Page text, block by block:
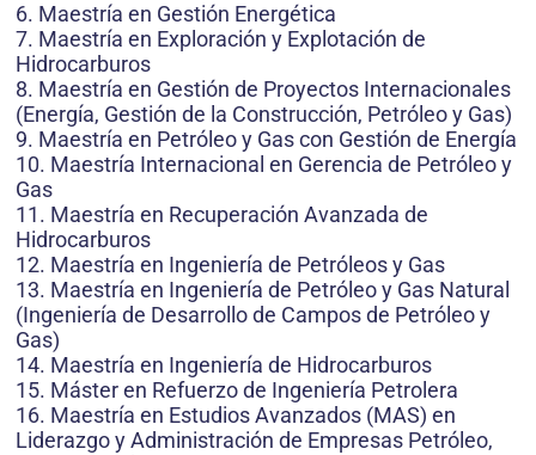
6. Maestría en Gestión Energética
7. Maestría en Exploración y Explotación de
Hidrocarburos
8. Maestría en Gestión de Proyectos Internacionales
(Energía, Gestión de la Construcción, Petróleo y Gas)
9. Maestría en Petróleo y Gas con Gestión de Energía
10. Maestría Internacional en Gerencia de Petróleo y
Gas
11. Maestría en Recuperación Avanzada de
Hidrocarburos
12. Maestría en Ingeniería de Petróleos y Gas
13. Maestría en Ingeniería de Petróleo y Gas Natural
(Ingeniería de Desarrollo de Campos de Petróleo y
Gas)
14. Maestría en Ingeniería de Hidrocarburos
15. Máster en Refuerzo de Ingeniería Petrolera
16. Maestría en Estudios Avanzados (MAS) en
Liderazgo y Administración de Empresas Petróleo,